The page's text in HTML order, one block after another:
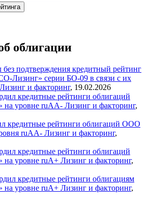
облигации
без подтверждения кредитный рейтинг
Лизинг» серии БО-09 в связи с их
Лизинг и факторинг, 19.02.2026
кредитные рейтинги облигаций
уровне ruAА- Лизинг и факторинг,
кредитные рейтинги облигаций ООО
ruAА- Лизинг и факторинг,
кредитные рейтинги облигаций
уровне ruA+ Лизинг и факторинг,
кредитные рейтинги облигациям
уровне ruA+ Лизинг и факторинг,